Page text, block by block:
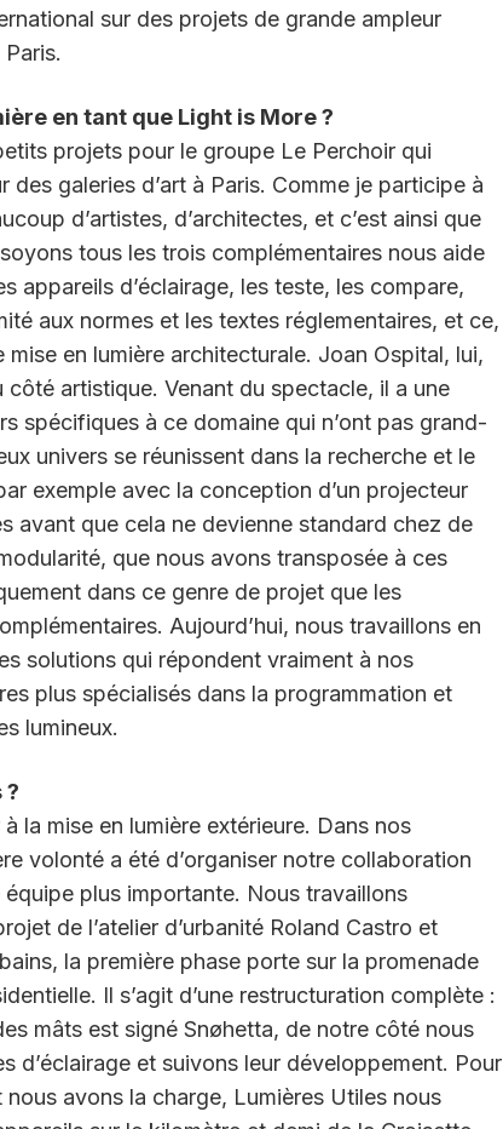
sur des projets de grande ampleur
en tant que Light is More ?
projets pour le groupe Le Perchoir qui
galeries d’art à Paris. Comme je participe à
d’artistes, d’architectes, et c’est ainsi que
tous les trois complémentaires nous aide
appareils d’éclairage, les teste, les compare,
aux normes et les textes réglementaires, et ce,
en lumière architecturale. Joan Ospital, lui,
artistique. Venant du spectacle, il a une
spécifiques à ce domaine qui n’ont pas grand-
univers se réunissent dans la recherche et le
exemple avec la conception d’un projecteur
avant que cela ne devienne standard chez de
que nous avons transposée à ces
dans ce genre de projet que les
Aujourd’hui, nous travaillons en
solutions qui répondent vraiment à nos
plus spécialisés dans la programmation et
lumineux.
?
la mise en lumière extérieure. Dans nos
volonté a été d’organiser notre collaboration
plus importante. Nous travaillons
de l’atelier d’urbanité Roland Castro et
la première phase porte sur la promenade
Il s’agit d’une restructuration complète :
mâts est signé Snøhetta, de notre côté nous
d’éclairage et suivons leur développement. Pour
avons la charge, Lumières Utiles nous